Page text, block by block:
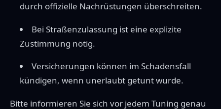
durch offizielle Nachrüstungen überschreiten.
Bei Straßenzulassung ist eine explizite
Zustimmung nötig.
Versicherungen können im Schadensfall
kündigen, wenn unerlaubt getunt wurde.
Bitte informieren Sie sich vor jedem Tuning genau